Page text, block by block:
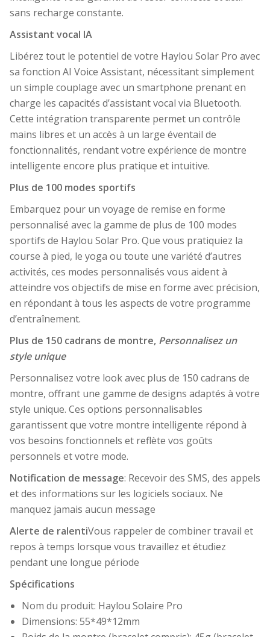
sans recharge constante.
Assistant vocal IA
Libérez tout le potentiel de votre Haylou Solar Pro avec
sa fonction AI Voice Assistant, nécessitant simplement
un simple couplage avec un smartphone prenant en
charge les capacités d’assistant vocal via Bluetooth.
Cette intégration transparente permet un contrôle
mains libres et un accès à un large éventail de
fonctionnalités, rendant votre expérience de montre
intelligente encore plus pratique et intuitive.
Plus de 100 modes sportifs
Embarquez pour un voyage de remise en forme
personnalisé avec la gamme de plus de 100 modes
sportifs de Haylou Solar Pro. Que vous pratiquiez la
course à pied, le yoga ou toute une variété d’autres
activités, ces modes personnalisés vous aident à
atteindre vos objectifs de mise en forme avec précision,
en répondant à tous les aspects de votre programme
d’entraînement.
Plus de 150 cadrans de montre, Personnalisez un
style unique
Personnalisez votre look avec plus de 150 cadrans de
montre, offrant une gamme de designs adaptés à votre
style unique. Ces options personnalisables
garantissent que votre montre intelligente répond à
vos besoins fonctionnels et reflète vos goûts
personnels et votre mode.
Notification de message: Recevoir des SMS, des appels
et des informations sur les logiciels sociaux. Ne
manquez jamais aucun message
Alerte de ralentiVous rappeler de combiner travail et
repos à temps lorsque vous travaillez et étudiez
pendant une longue période
Spécifications
Nom du produit: Haylou Solaire Pro
Dimensions: 55*49*12mm